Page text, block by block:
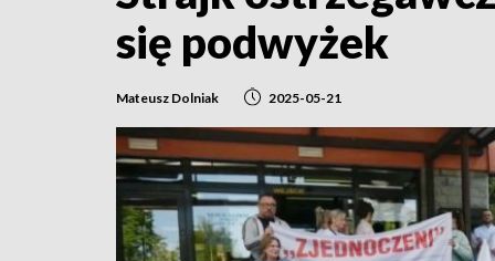
się podwyżek
Mateusz Dolniak 2025-05-21